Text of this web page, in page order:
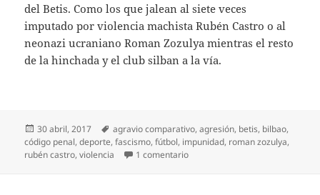
del Betis. Como los que jalean al siete veces
imputado por violencia machista Rubén Castro o al
neonazi ucraniano Roman Zozulya mientras el resto
de la hinchada y el club silban a la vía.
Publicado
el
30 abril, 2017 Etiquetas
agravio comparativo,agresión, betis, bilbao,
código penal,deporte,fascismo,fútbol, impunidad, roman zozulya,
rubén castro,violencia 1 comentarioen Matones consentidos